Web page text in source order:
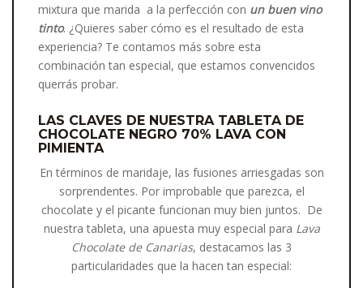
mixtura que marida a la perfección con un buen vino
tinto. ¿Quieres saber cómo es el resultado de esta
experiencia? Te contamos más sobre esta
combinación tan especial, que estamos convencidos
querrás probar.
LAS CLAVES DE NUESTRA TABLETA DE
CHOCOLATE NEGRO 70% LAVA CON
PIMIENTA
En términos de maridaje, las fusiones arriesgadas son
sorprendentes. Por improbable que parezca, el
chocolate y el picante funcionan muy bien juntos. De
nuestra tableta, una apuesta muy especial para Lava
Chocolate de Canarias, destacamos las 3
particularidades que la hacen tan especial: